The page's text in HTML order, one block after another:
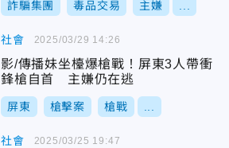
詐騙集團 毒品交易 主嫌
社會
影/傳播妹坐檯爆槍戰！屏東3人帶衝
鋒槍自首 主嫌仍在逃
屏東 槍擊案 槍戰
2025/03/29 14:26
社會 2025/03/25 19:47